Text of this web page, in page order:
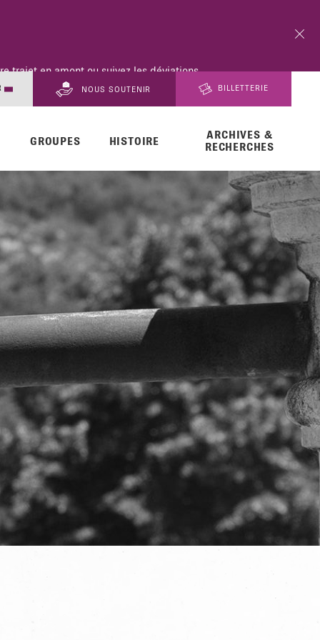
trajet en amont ou suivez les déviations
NOUS SOUTENIR BILLETTERIE
GROUPES HISTOIRE
ARCHIVES &
RECHERCHES